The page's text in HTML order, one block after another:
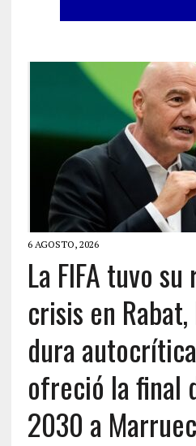
6 AGOSTO, 2026
La FIFA tuvo
crisis en
dura
ofreció la final
2030 a